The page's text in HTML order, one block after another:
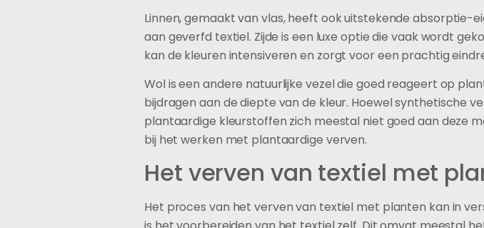
de kleur beïnvloedt. Het begint met het verzamelen van de
Het is belangrijk om deze delen op het juiste moment te
worden verzameld wanneer ze het meest levendig zijn.
Na het oogsten moeten de planten goed worden gewassen
moeten de planten worden voorbereid voor extractie. Dit
cellen te breken en de kleurstoffen vrij te laten komen.
vereist zorgvuldige controle om ervoor te zorgen dat de
voordat ze worden geverfd.